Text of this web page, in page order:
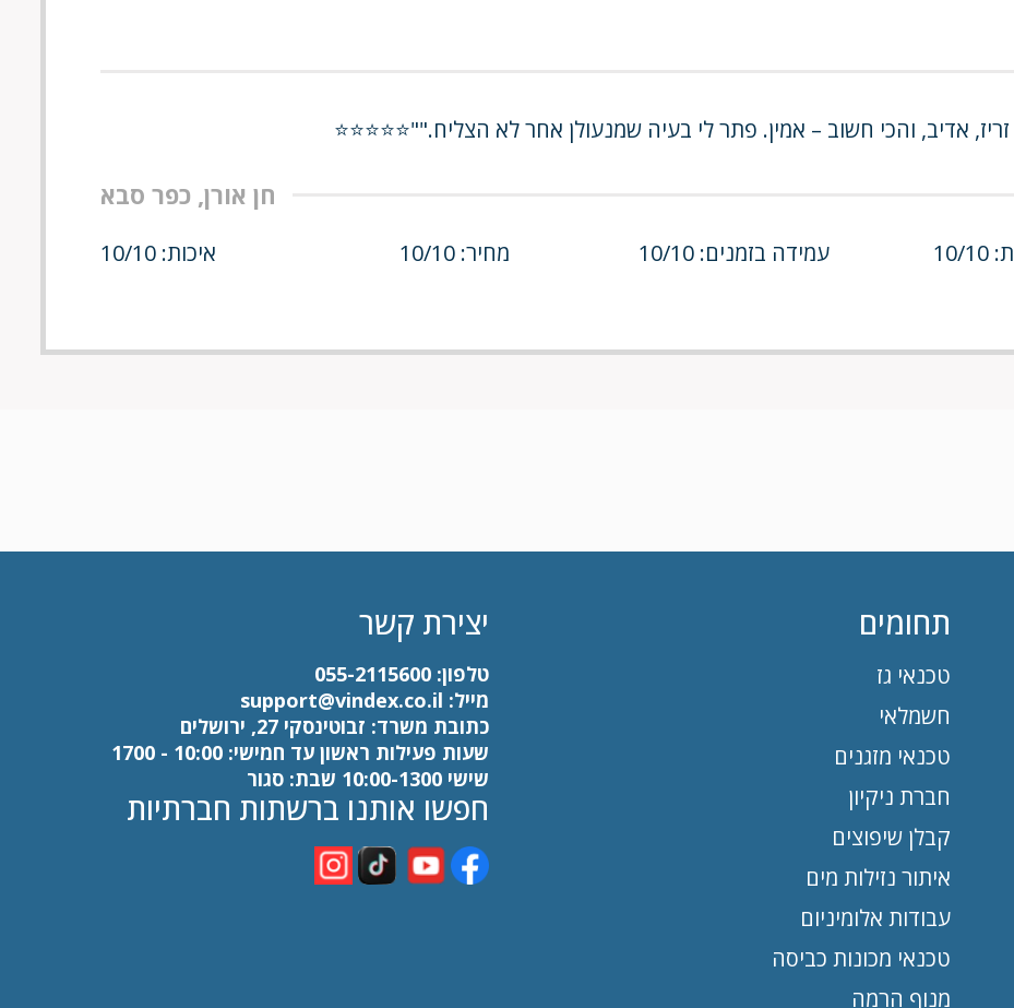
אדיב, והכי חשוב – אמין. פתר לי בעיה שמנעולן אחר לא הצליח.""⭐⭐⭐⭐⭐
חן אורן, כפר סבא
10 עמידה בזמנים: 10/10 מחיר: 10/10 איכות: 10/10
תחומים
טכנאי גז
חשמלאי
טכנאי מזגנים
חברת ניקיון
קבלן שיפוצים
איתור נזילות מים
עבודות אלומיניום
טכנאי מכונות כביסה
מנוף הרמה
יצירת קשר
טלפון:055-2115600
מייל: support@vindex.co.il
כתובת משרד: זבוטינסקי 27, ירושלים
שעות פעילות ראשון עד חמישי: 10:00 - 1700
שישי 10:00-1300 שבת: סגור
חפשו אותנו ברשתות חברתיות